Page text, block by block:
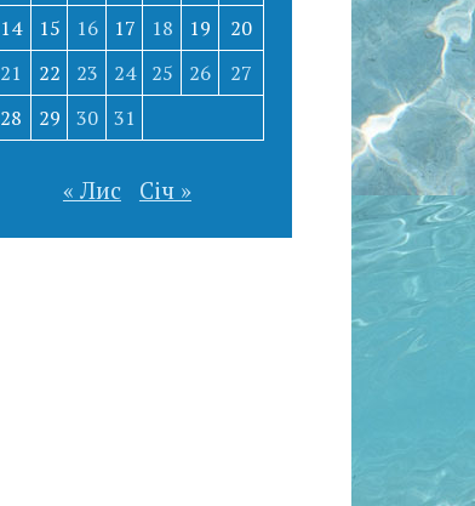
14
15 16 17 18 19
20
21
22 23 24 25 26
27
28
29 30 31
« Лис Січ »